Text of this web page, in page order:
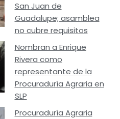
San Juan de
Guadalupe; asamblea
no cubre requisitos
Nombran a Enrique
Rivera como
representante de la
Procuraduría Agraria en
SLP
Procuraduría Agraria